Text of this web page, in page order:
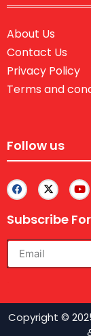
About Us
Contact Us
Privacy Policy
Terms and
Follow us
Subscribe
Copyright ©